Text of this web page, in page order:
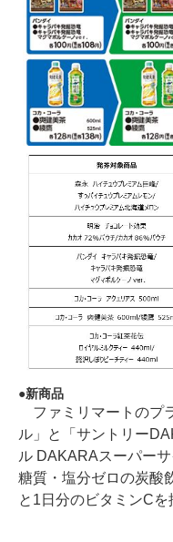
新商品
ファミリマートのプ
ル」と「サントリー
ル DAKARAスーパー
糖質・塩分ゼロの炭酸
と1日分のビタミンCを